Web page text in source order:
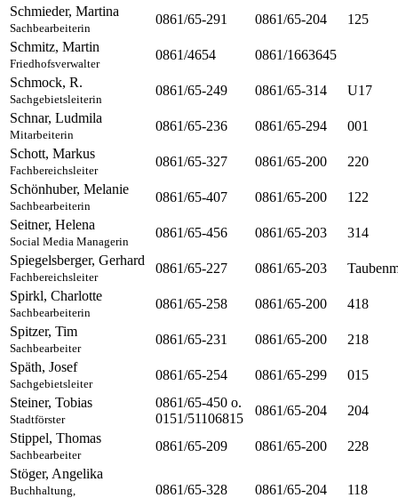
Schmieder, Martina
Sachbearbeiterin
0861/65-291 0861/65-204
125
Schmitz, Martin
Friedhofsverwalter
0861/4654
0861/1663645
Schmock, R.
Sachgebietsleiterin
0861/65-249 0861/65-314
U17
Schnar, Ludmila
Mitarbeiterin
0861/65-236 0861/65-294
001
Schott, Markus
Fachbereichsleiter
0861/65-327 0861/65-200
220
Schönhuber, Melanie
Sachbearbeiterin
0861/65-407 0861/65-200
122
Seitner, Helena
Social Media Managerin
0861/65-456 0861/65-203
314
Spiegelsberger, Gerhard
Fachbereichsleiter
0861/65-227 0861/65-203
Spirkl, Charlotte
Sachbearbeiterin
0861/65-258 0861/65-200
418
Spitzer, Tim
Sachbearbeiter
0861/65-231 0861/65-200
218
Späth, Josef
Sachgebietsleiter
0861/65-254 0861/65-299
015
Steiner, Tobias
Stadtförster
0861/65-450 o.
0151/51106815
0861/65-204
204
Stippel, Thomas
Sachbearbeiter
0861/65-209 0861/65-200
228
Stöger, Angelika
Buchhaltung,
0861/65-328 0861/65-204 118